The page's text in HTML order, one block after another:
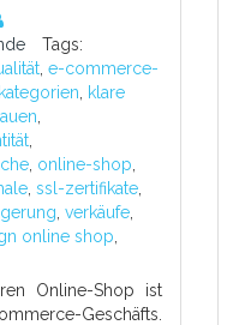
Tags:
, e-commerce-
kategorien
klare
,
, online-shop
, ssl-zertifikate,
verkäufe,
online shop
Online-Shop ist
Geschäfts.